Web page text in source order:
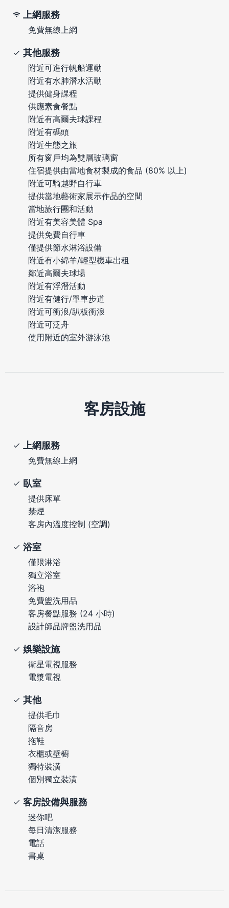
上網服務
免費無線上網
其他服務
附近可進行帆船運動
附近有水肺潛水活動
提供健身課程
供應素食餐點
附近有高爾夫球課程
附近有碼頭
附近生態之旅
所有窗戶均為雙層玻璃窗
住宿提供由當地食材製成的食品 (80% 以上)
附近可騎越野自行車
提供當地藝術家展示作品的空間
當地旅行團和活動
附近有美容美體 Spa
提供免費自行車
僅提供節水淋浴設備
附近有小綿羊/輕型機車出租
鄰近高爾夫球場
附近有浮潛活動
附近有健行/單車步道
附近可衝浪/趴板衝浪
附近可泛舟
使用附近的室外游泳池
客房設施
上網服務
免費無線上網
臥室
提供床單
禁煙
客房內溫度控制 (空調)
浴室
僅限淋浴
獨立浴室
浴袍
免費盥洗用品
客房餐點服務 (24 小時)
設計師品牌盥洗用品
娛樂設施
衛星電視服務
電漿電視
其他
提供毛巾
隔音房
拖鞋
衣櫃或壁櫥
獨特裝潢
個別獨立裝潢
客房設備與服務
迷你吧
每日清潔服務
電話
書桌